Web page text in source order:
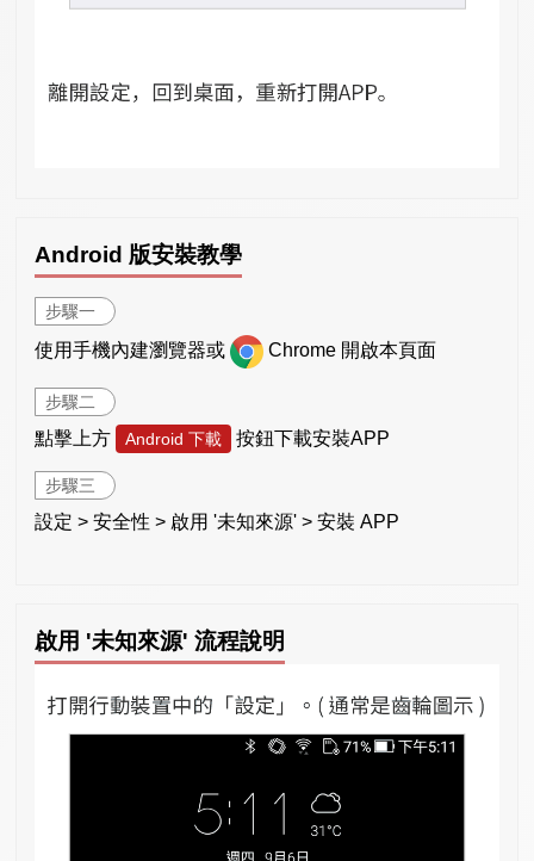
Android 版安裝教學
步驟一
使用手機內建瀏覽器或 Chrome 開啟本頁面
步驟二
點擊上方 Android 下載 按鈕下載安裝APP
步驟三
設定 > 安全性 > 啟用 '未知來源' > 安裝 APP
啟用 '未知來源' 流程說明